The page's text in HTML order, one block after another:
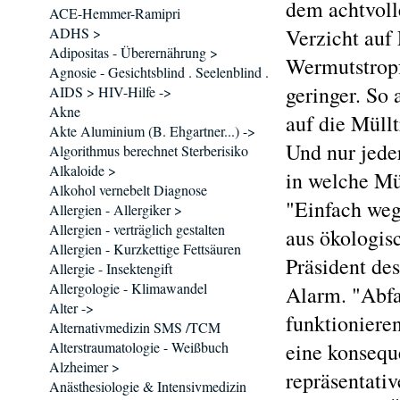
dem
Verzicht auf
geringer.
auf die
Und nur
in welche
"Einfach
aus
Präsident
Alarm.
eine
ACE-Hemmer-Ramipri
ADHS >
Adipositas - Überernährung >
Agnosie - Gesichtsblind . Seelenblind .
AIDS > HIV-Hilfe ->
Akne
Akte Aluminium (B. Ehgartner...) ->
Algorithmus berechnet Sterberisiko
Alkaloide >
Alkohol vernebelt Diagnose
Allergien - Allergiker >
Allergien - verträglich gestalten
Allergien - Kurzkettige Fettsäuren
Allergie - Insektengift
Allergologie - Klimawandel
Alter ->
Alternativmedizin SMS /TCM
Alterstraumatologie - Weißbuch
Alzheimer >
Anästhesiologie & Intensivmedizin